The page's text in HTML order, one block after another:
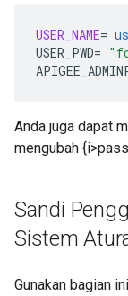
USER_NAME=
USER_PWD=
Anda juga dapat
mengubah
Sandi
Sistem
Gunakan bagian